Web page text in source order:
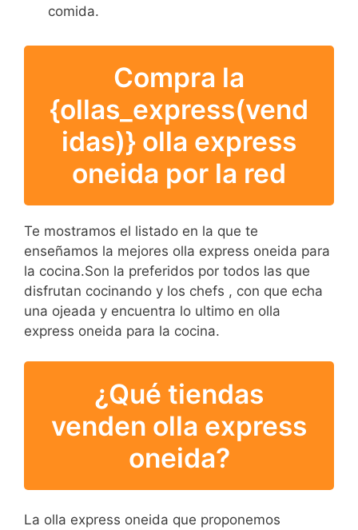
comida.
Compra la
{ollas_express(vend
idas)} olla express
oneida por la red
Te mostramos el listado en la que te
enseñamos la mejores olla express oneida para
la cocina.Son la preferidos por todos las que
disfrutan cocinando y los chefs , con que echa
una ojeada y encuentra lo ultimo en olla
express oneida para la cocina.
¿Qué tiendas
venden olla express
oneida?
La olla express oneida que proponemos